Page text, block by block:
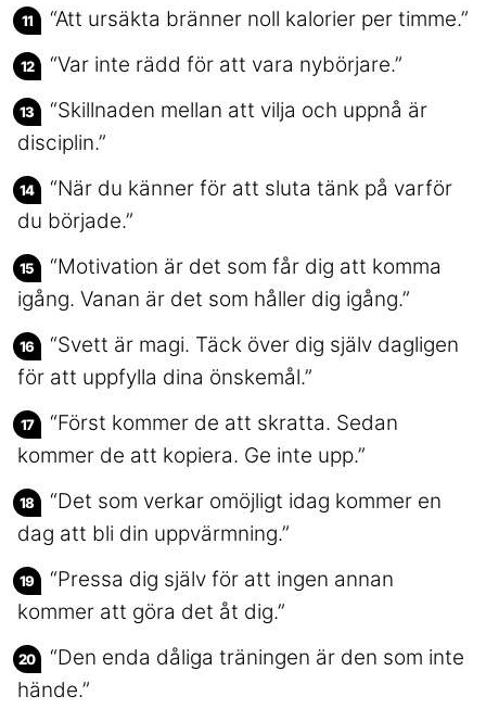
“Att ursäkta bränner noll kalorier per timme.”
“Var inte rädd för att vara nybörjare.”
“Skillnaden mellan att vilja och uppnå är
disciplin.”
“När du känner för att sluta tänk på varför
du började.”
“Motivation är det som får dig att komma
igång. Vanan är det som håller dig igång.”
“Svett är magi. Täck över dig själv dagligen
för att uppfylla dina önskemål.”
“Först kommer de att skratta. Sedan
kommer de att kopiera. Ge inte upp.”
“Det som verkar omöjligt idag kommer en
dag att bli din uppvärmning.”
“Pressa dig själv för att ingen annan
kommer att göra det åt dig.”
“Den enda dåliga träningen är den som inte
hände.”